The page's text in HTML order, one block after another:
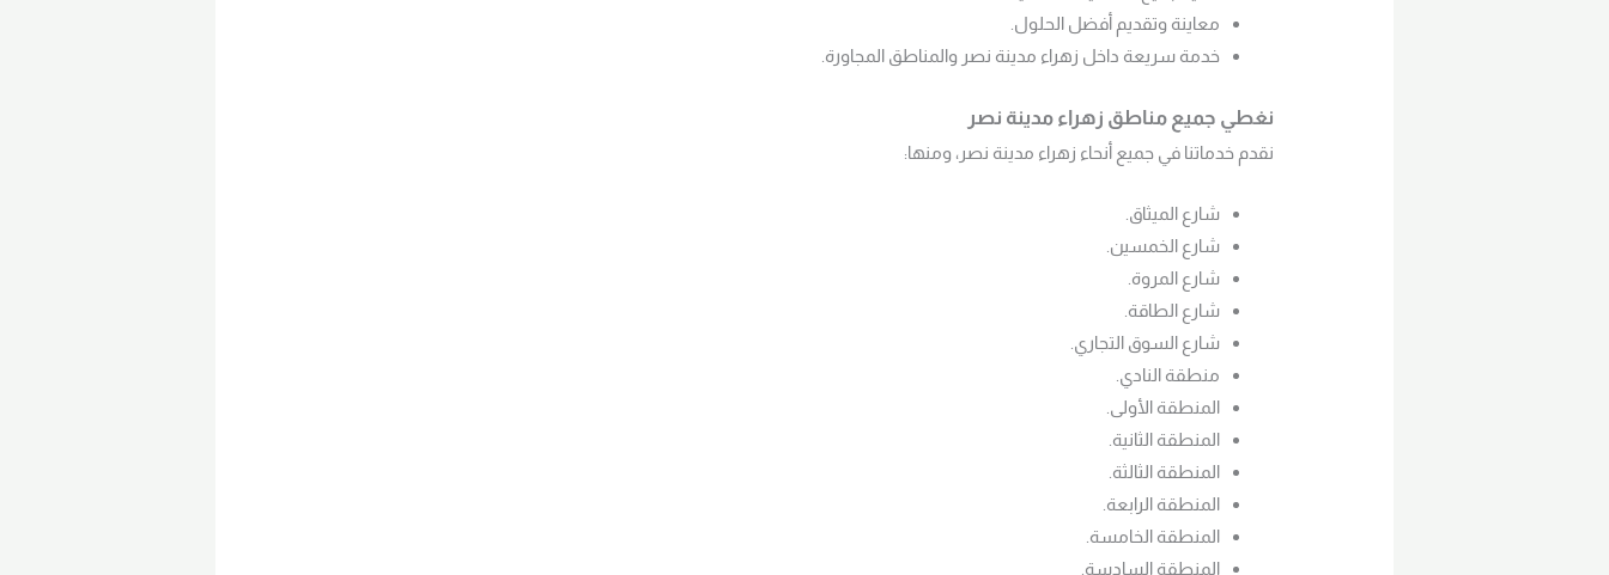
معاينة وتقديم أفضل الحلول.
خدمة سريعة داخل زهراء مدينة نصر والمناطق المجاورة.
نغطي جميع مناطق زهراء مدينة نصر
نقدم خدماتنا في جميع أنحاء زهراء مدينة نصر، ومنها:
شارع الميثاق.
شارع الخمسين.
شارع المروة.
شارع الطاقة.
شارع السوق التجاري.
منطقة النادي.
المنطقة الأولى.
المنطقة الثانية.
المنطقة الثالثة.
المنطقة الرابعة.
المنطقة الخامسة.
المنطقة السادسة.